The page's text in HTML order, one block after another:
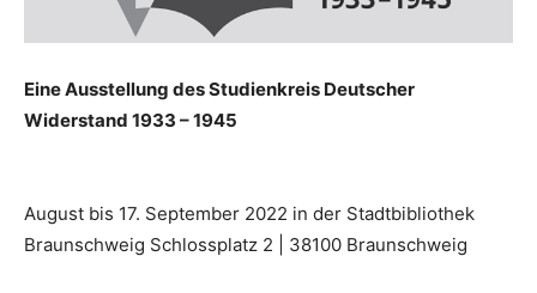
Eine Ausstellung des Studienkreis Deutscher
Widerstand 1933 – 1945
August bis 17. September 2022 in der Stadtbibliothek
Braunschweig Schlossplatz 2 | 38100 Braunschweig